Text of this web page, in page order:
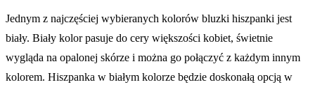
Jednym z najczęściej wybieranych kolorów bluzki hiszpanki jest
biały. Biały kolor pasuje do cery większości kobiet, świetnie
wygląda na opalonej skórze i można go połączyć z każdym innym
kolorem. Hiszpanka w białym kolorze będzie doskonałą opcją w